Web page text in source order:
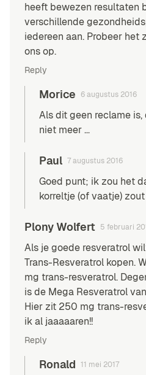
heeft bewezen resultaten
verschillende
iedereen aan. Probeer
ons op.
Reply
Morice 6 augustus 2016
Als dit geen reclame
niet meer …
Paul 7 augustus 2016
Goed punt; ik zou het
korreltje (of vaatje)
Plony Wolfert 5 februari
Als je goede resveratrol
Trans-Resveratrol kopen.
mg trans-resveratrol.
is de Mega Resveratrol
Hier zit 250 mg trans-
ik al jaaaaaren!!
Reply
Ronald 11 mei 2017